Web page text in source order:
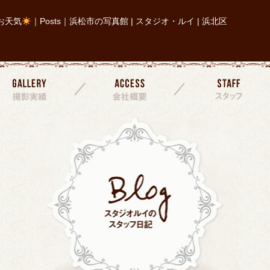
天気 ｜Posts｜浜松市の写真館 | スタジオ・ルイ | 浜北区
撮影実績 会社概要